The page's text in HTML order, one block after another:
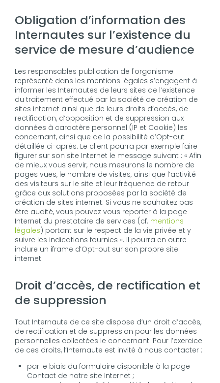
Obligation d’information des
Internautes sur l’existence du
service de mesure d’audience
Les responsables publication de l'organisme
représenté dans les mentions légales s’engagent à
informer les Internautes de leurs sites de l’existence
du traitement effectué par la société de création de
sites internet ainsi que de leurs droits d’accès, de
rectification, d’opposition et de suppression aux
données à caractère personnel (IP et Cookie) les
concernant, ainsi que de la possibilité d’Opt-out
détaillée ci-après. Le client pourra par exemple faire
figurer sur son site Internet le message suivant : « Afin
de mieux vous servir, nous mesurons le nombre de
pages vues, le nombre de visites, ainsi que l’activité
des visiteurs sur le site et leur fréquence de retour
grâce aux solutions proposées par la société de
création de sites internet. Si vous ne souhaitez pas
être audité, vous pouvez vous reporter à la page
Internet du prestataire de services (cf. mentions
légales) portant sur le respect de la vie privée et y
suivre les indications fournies ». Il pourra en outre
inclure un iframe d’Opt-out sur son propre site
internet.
Droit d’accès, de rectification et
de suppression
Tout Internaute de ce site dispose d’un droit d’accès,
de rectification et de suppression pour les données
personnelles collectées le concernant. Pour l’exercice
de ces droits, l’Internaute est invité à nous contacter :
par le biais du formulaire disponible à la page
Contact de notre site Internet ;